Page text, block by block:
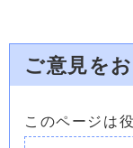
ご意見を
このページは